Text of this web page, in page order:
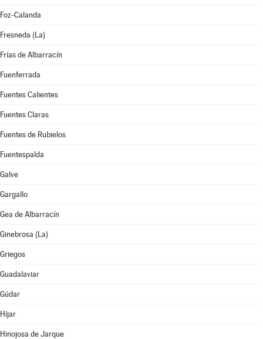
Foz-Calanda
Fresneda (La)
Frías de Albarracín
Fuenferrada
Fuentes Calientes
Fuentes Claras
Fuentes de Rubielos
Fuentespalda
Galve
Gargallo
Gea de Albarracín
Ginebrosa (La)
Griegos
Guadalaviar
Gúdar
Híjar
Hinojosa de Jarque